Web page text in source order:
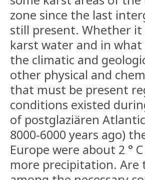
zone since the last
still present. Whether
karst water and in
the climatic and
other physical and
that must be present
conditions existed
of postglaziären
8000-6000 years ago)
Europe were about 2 °
more precipitation. Are